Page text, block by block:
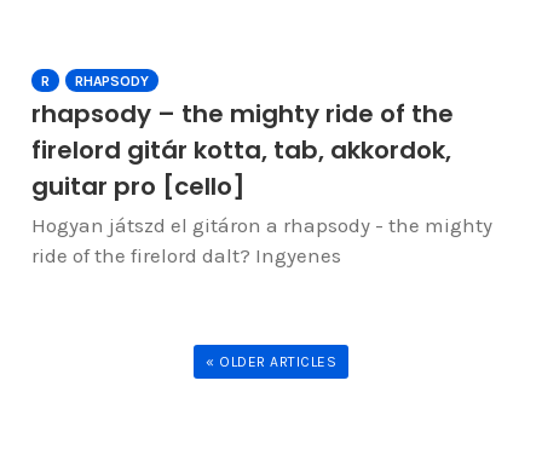
R RHAPSODY
rhapsody – the mighty ride of the
firelord gitár kotta, tab, akkordok,
guitar pro [cello]
Hogyan játszd el gitáron a rhapsody - the mighty
ride of the firelord dalt? Ingyenes
« OLDER ARTICLES